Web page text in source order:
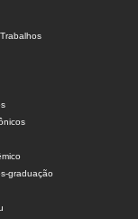
graduação